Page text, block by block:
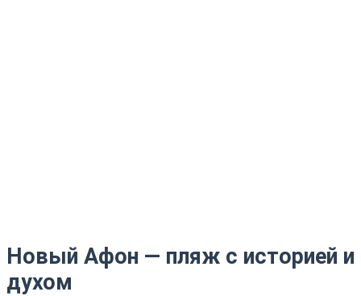
Новый Афон — пляж с историей и
духом